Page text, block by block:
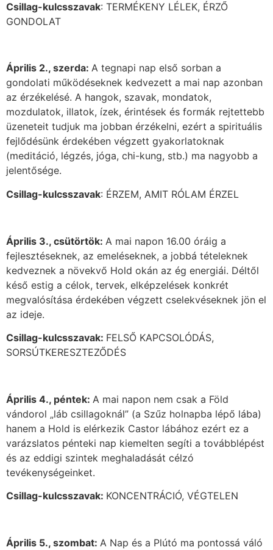
Csillag-kulcsszavak: TERMÉKENY LÉLEK, ÉRZŐ
GONDOLAT
Április 2., szerda: A tegnapi nap első sorban a
gondolati működéseknek kedvezett a mai nap azonban
az érzékelésé. A hangok, szavak, mondatok,
mozdulatok, illatok, ízek, érintések és formák rejtettebb
üzeneteit tudjuk ma jobban érzékelni, ezért a spirituális
fejlődésünk érdekében végzett gyakorlatoknak
(meditáció, légzés, jóga, chi-kung, stb.) ma nagyobb a
jelentősége.
Csillag-kulcsszavak: ÉRZEM, AMIT RÓLAM ÉRZEL
Április 3., csütörtök: A mai napon 16.00 óráig a
fejlesztéseknek, az emeléseknek, a jobbá tételeknek
kedveznek a növekvő Hold okán az ég energiái. Déltől
késő estig a célok, tervek, elképzelések konkrét
megvalósítása érdekében végzett cselekvéseknek jön el
az ideje.
Csillag-kulcsszavak: FELSŐ KAPCSOLÓDÁS,
SORSÚTKERESZTEZŐDÉS
Április 4., péntek: A mai napon nem csak a Föld
vándorol „láb csillagoknál” (a Szűz holnapba lépő lába)
hanem a Hold is elérkezik Castor lábához ezért ez a
varázslatos pénteki nap kiemelten segíti a továbblépést
és az eddigi szintek meghaladását célzó
tevékenységeinket.
Csillag-kulcsszavak: KONCENTRÁCIÓ, VÉGTELEN
Április 5., szombat: A Nap és a Plútó ma pontossá váló